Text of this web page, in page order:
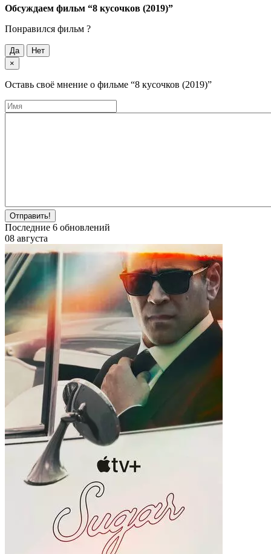
Обсуждаем фильм “8 кусочков (2019)”
Понравился фильм ?
Да
Нет
×
Оставь своё мнение о фильме “8 кусочков (2019)”
Отправить!
Последние 6 обновлений
08 августа